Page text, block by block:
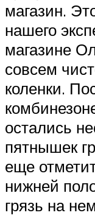
магазин.
нашего
магазине
совсем
коленки.
остались
пятнышек
еще
нижней
грязь на